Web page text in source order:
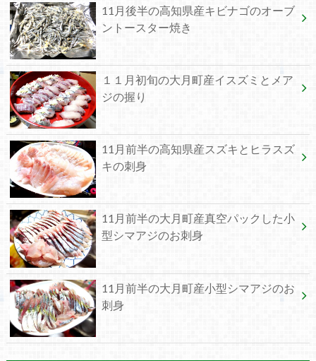
11月後半の高知県産キビナゴのオーブ
ントースター焼き
１１月初旬の大月町産イスズミとメア
ジの握り
11月前半の高知県産スズキとヒラスズ
キの刺身
11月前半の大月町産真空パックした小
型シマアジのお刺身
11月前半の大月町産小型シマアジのお
刺身